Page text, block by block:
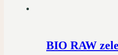
BIO RAW